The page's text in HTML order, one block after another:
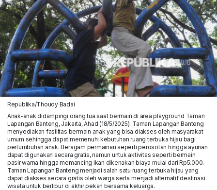
Republika/Thoudy Badai
Anak-anak didampingi orang tua saat bermain di area playground Taman
Lapangan Banteng, Jakarta, Ahad (18/5/2025). Taman Lapangan Banteng
menyediakan fasilitas bermain anak yang bisa diakses oleh masyarakat
umum sehingga dapat memenuhi kebutuhan ruang terbuka hijau bagi
pertumbuhan anak. Beragam permainan seperti perosotan hingga ayunan
dapat digunakan secara gratis, namun untuk aktivitas seperti bermain
pasir warna hingga memancing ikan dikenakan biaya mulai dari Rp5.000.
Taman Lapangan Banteng menjadi salah satu ruang terbuka hijau yang
dapat diakses secara gratis oleh warga serta menjadi alternatif destinasi
wisata untuk berlibur di akhir pekan bersama keluarga.